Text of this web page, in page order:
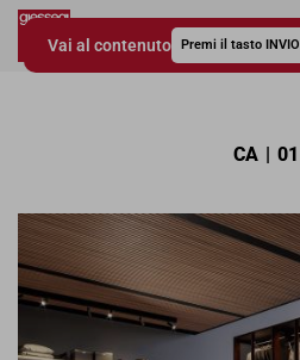
Vai al contenuto Premi il tasto INVIO
Giessegi.it
CA | 01